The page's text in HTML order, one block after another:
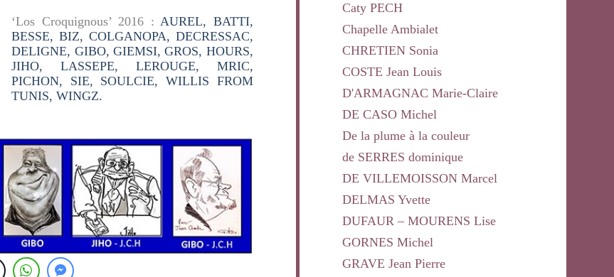
‘Los Croquignous’ 2016 :AUREL, BATTI,
BESSE, BIZ, COLGANOPA, DECRESSAC,
DELIGNE, GIBO, GIEMSI, GROS, HOURS,
JIHO, LASSEPE, LEROUGE, MRIC,
PICHON, SIE, SOULCIE, WILLIS FROM
TUNIS, WINGZ.
Caty PECH
Chapelle Ambialet
CHRETIEN Sonia
COSTE Jean Louis
D'ARMAGNAC Marie-Claire
DE CASO Michel
De la plume à la couleur
de SERRES dominique
DE VILLEMOISSON Marcel
DELMAS Yvette
DUFAUR – MOURENS Lise
GORNES Michel
GRAVE Jean Pierre